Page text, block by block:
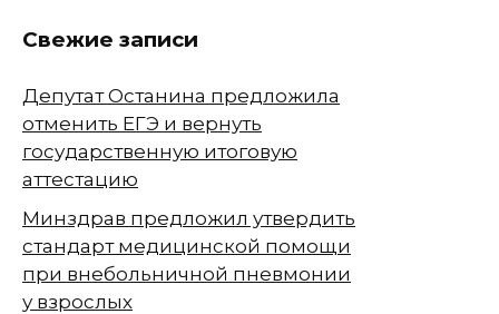
Свежие записи
Депутат Останина предложила
отменить ЕГЭ и вернуть
государственную итоговую
аттестацию
Минздрав предложил утвердить
стандарт медицинской помощи
при внебольничной пневмонии
у взрослых